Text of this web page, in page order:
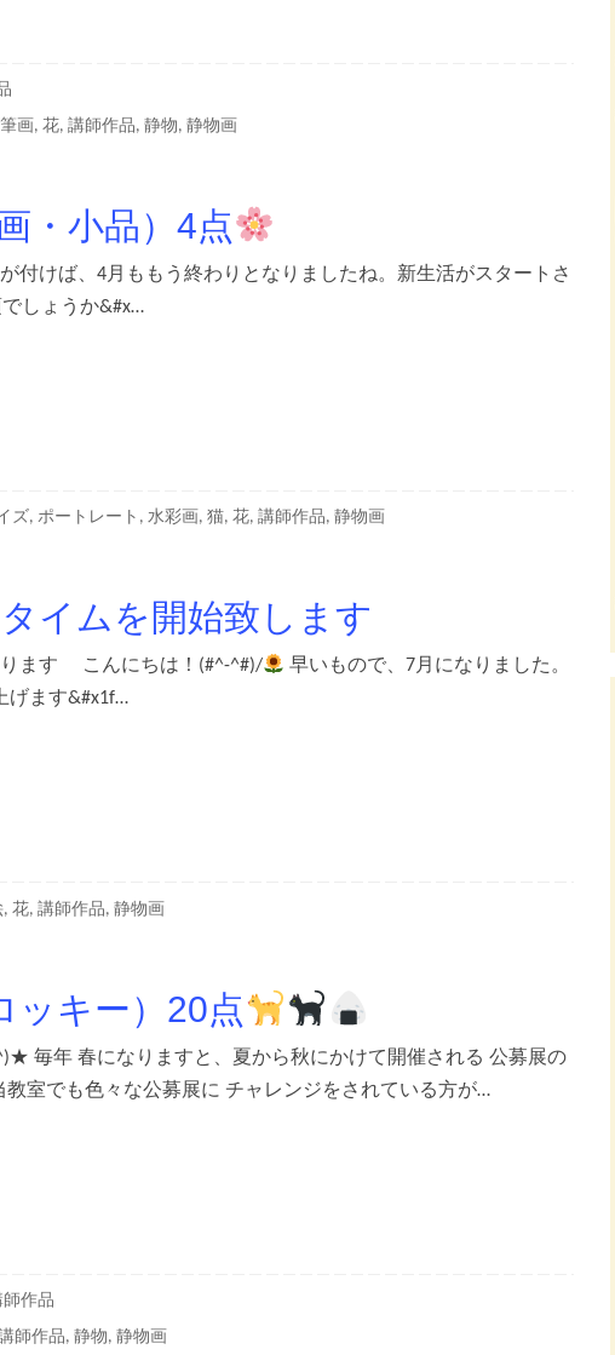
画,花,講師作品,静物,静物画
・小品）4点
付けば、4月ももう終わりとなりましたね。新生活がスタートさ
しょうか&#x…
ズ,ポートレート ,水彩画,猫,花,講師作品,静物画
イムを開始致します
ります こんにちは！(#^-^#)/
早いもので、7月になりました。
げます&#x1f…
,花,講師作品,静物画
ッキー）20点
毎年 春になりますと、夏から秋にかけて開催される 公募展の
室でも色々な公募展に チャレンジをされている方が…
師作品
師作品,静物,静物画